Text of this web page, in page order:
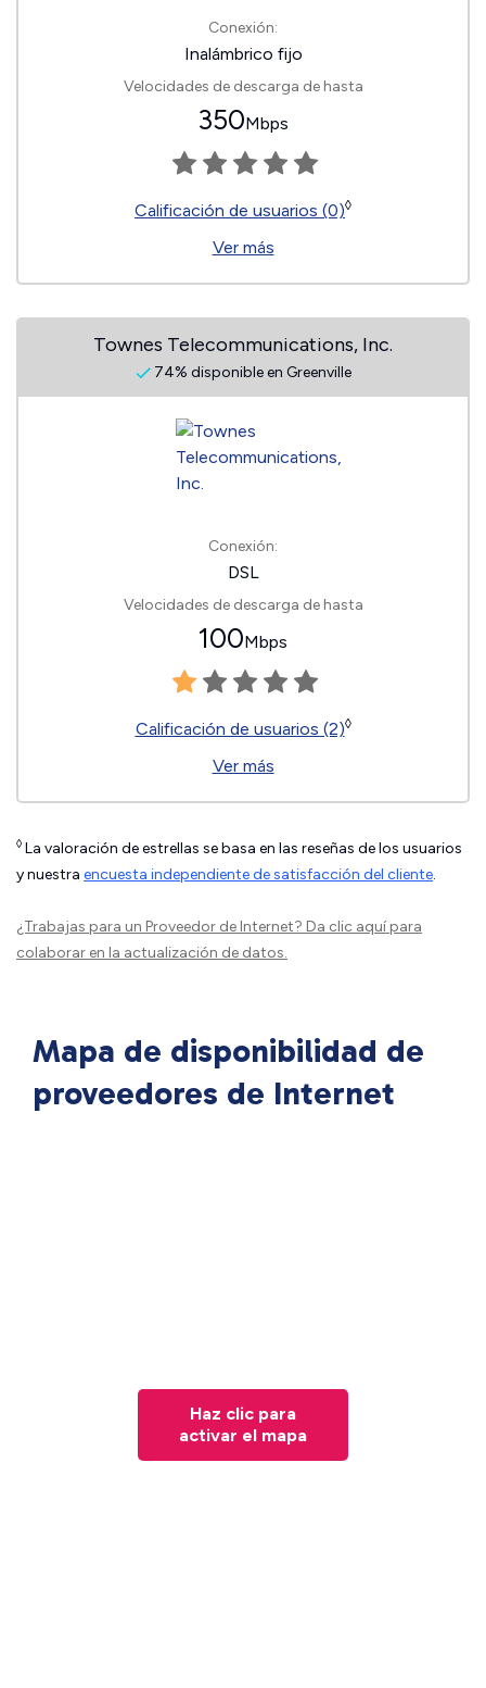
Conexión:
Inalámbrico fijo
Velocidades de descarga de hasta
350Mbps
Calificación de usuarios (0)◊
Ver más
Townes Telecommunications, Inc.
74% disponible en Greenville
Conexión:
DSL
Velocidades de descarga de hasta
100Mbps
Calificación de usuarios (2)◊
Ver más
◊ La valoración de estrellas se basa en las reseñas de los usuarios
y nuestra encuesta independiente de satisfacción del cliente.
¿Trabajas para un Proveedor de Internet? Da clic aquípara
colaborar en la actualización de datos.
Mapa de disponibilidad de
proveedores de Internet
Haz clic para
activar el mapa